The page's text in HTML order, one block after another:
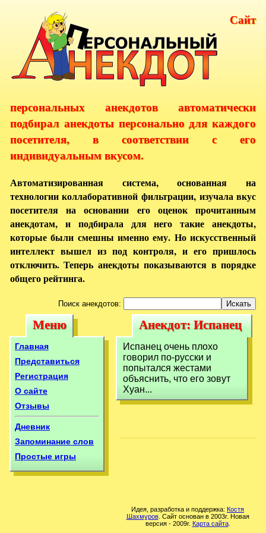
Сайт
персональных анекдотов автоматически
подбирал анекдоты персонально для каждого
посетителя, в соответствии с его
индивидуальным вкусом.
Автоматизированная система, основанная на
технологии коллаборативной фильтрации, изучала вкус
посетителя на основании его оценок прочитанным
анекдотам, и подбирала для него такие анекдоты,
которые были смешны именно ему. Но искусственный
интеллект вышел из под контроля, и его пришлось
отключить. Теперь анекдоты показываются в порядке
общего рейтинга.
Поиск анекдотов:
Меню
Меню
Главная
Представиться
Регистрация
О сайте
Отзывы
Дневник
Запоминание слов
Простые игры
Анекдот:
Испанец очень
плохо говорил по-
русски и
Анекдот: Испанец
очень плохо
говорил по-русски
и
Испанец очень плохо
говорил по-русски и
попытался жестами
объяснить, что его зовут
Хуан...
Идея, разработка и поддержка: Костя
Шахмуров. Сайт основан в 2003г. Новая
версия - 2009г. Карта сайта.